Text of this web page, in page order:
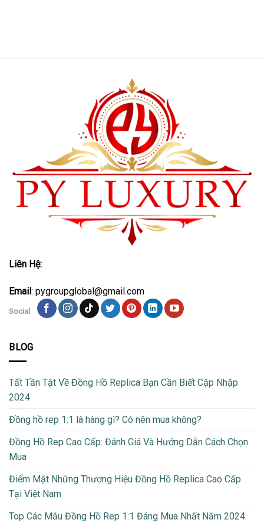
Liên Hệ:
Email: pygroupglobal@gmail.com
Social
BLOG
Tất Tần Tật Về Đồng Hồ Replica Bạn Cần Biết Cập Nhập
2024
Đồng hồ rep 1:1 là hàng gì? Có nên mua không?
Đồng Hồ Rep Cao Cấp: Đánh Giá Và Hướng Dẫn Cách Chọn
Mua
Điểm Mặt Những Thương Hiệu Đồng Hồ Replica Cao Cấp
Tại Việt Nam
Top Các Mẫu Đồng Hồ Rep 1:1 Đáng Mua Nhất Năm 2024